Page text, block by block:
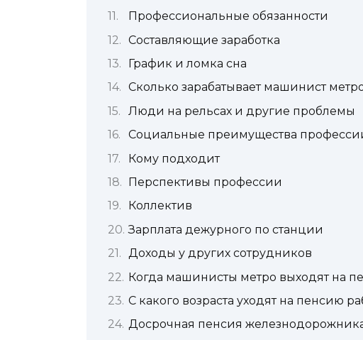
Профессиональные обязанности
Составляющие заработка
График и ломка сна
Сколько зарабатывает машинист
Люди на рельсах и другие проблемы
Социальные преимущества
Кому подходит
Перспективы профессии
Коллектив
Зарплата дежурного по станции
Доходы у других сотрудников
Когда машинисты метро выходят на
С какого возраста уходят на пенсию
Досрочная пенсия